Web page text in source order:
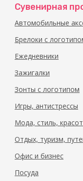
«Лего»
арт.
279402
Сувенирная
Автомобильные
Брелоки с
Ежедневники
Зажигалки
Зонты с логотипом
Игры, антистрессы
Мода, стиль,
Отдых, туризм,
Офис и бизнес
Посуда